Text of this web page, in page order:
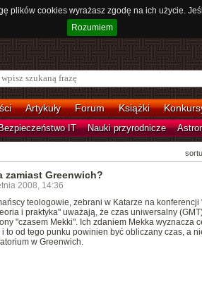
plików cookies wyrażasz zgodę na ich użycie.
Rozumiem
Artykuły Forum Książki
IT Nauki przyrodnicze
zamiast Greenwich?
2008, 14:36
teologowie, zebrani w Katarze na konferencji
i praktyka" uważają, że czas uniwersalny
"czasem Mekki". Ich zdaniem Mekka wyznacza
to od tego punku powinien być obliczany czas, a
w Greenwich.